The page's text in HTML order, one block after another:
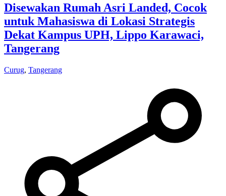
Disewakan Rumah Asri Landed, Cocok
untuk Mahasiswa di Lokasi Strategis
Dekat Kampus UPH, Lippo Karawaci,
Tangerang
Curug, Tangerang